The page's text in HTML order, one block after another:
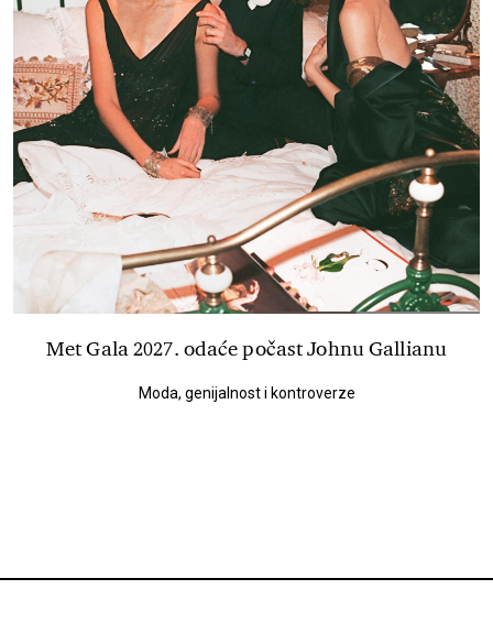
Met Gala 2027. odaće počast Johnu Gallianu
Moda, genijalnost i kontroverze